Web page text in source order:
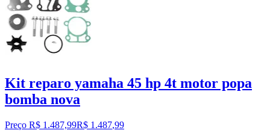
Kit reparo yamaha 45 hp 4t motor popa
bomba nova
Preço R$ 1.487,99R$ 1.487,99